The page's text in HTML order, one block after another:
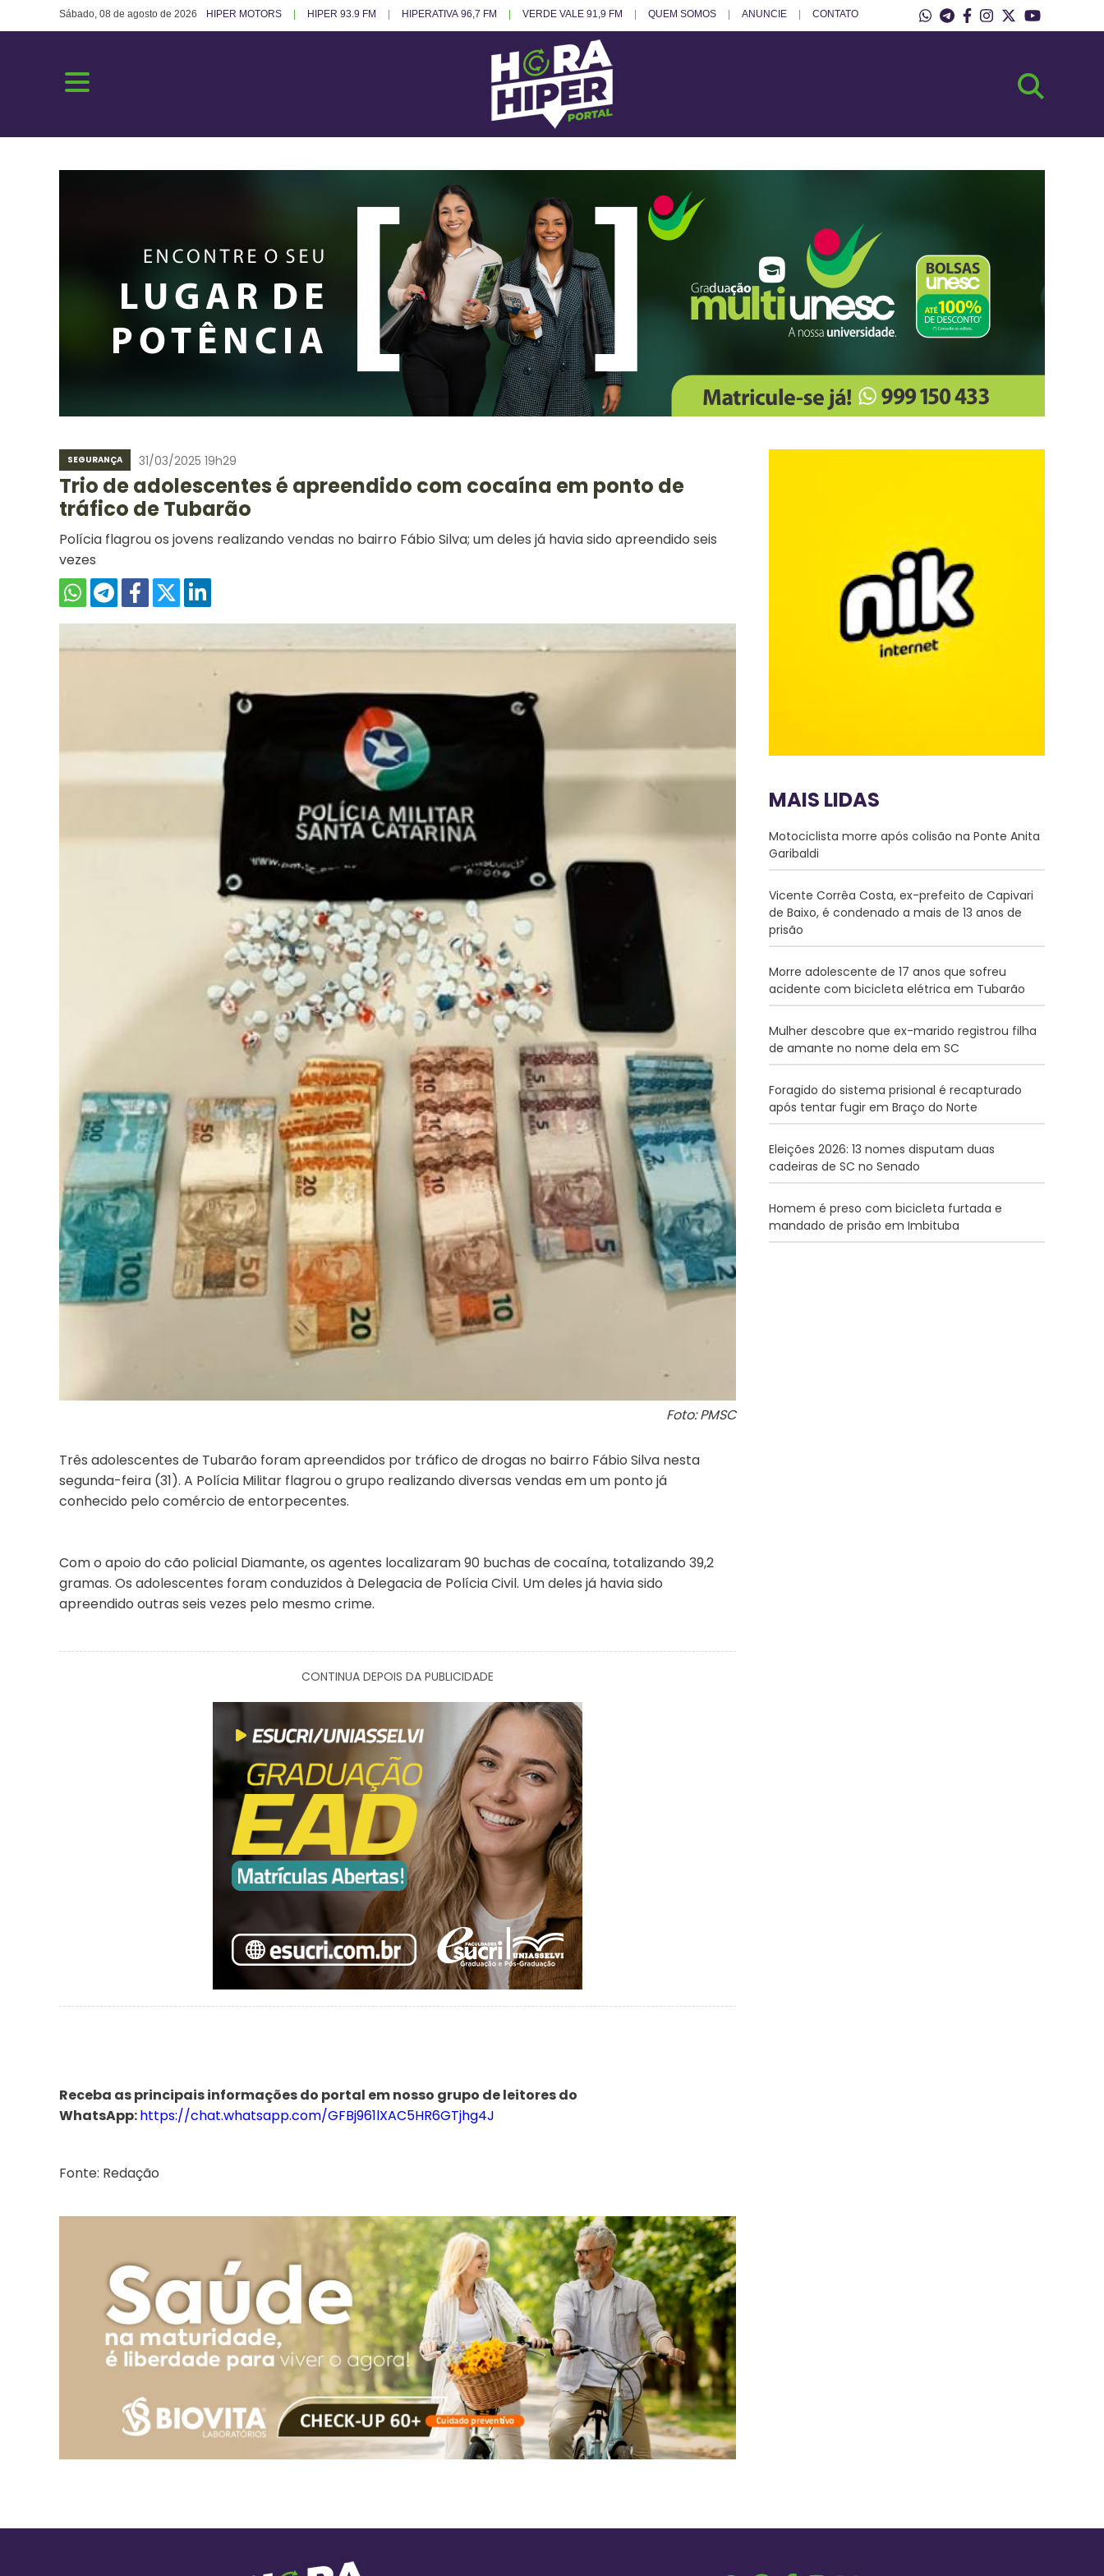
Sábado, 08 de agosto de 2026 HIPER MOTORS HIPER 93.9 FM HIPERATIVA 96,7 FM VERDE VALE 91,9 FM QUEM SOMOS ANUNCIE CONTATO
SEGURANÇA 31/03/2025 19h29
Trio de adolescentes é apreendido com cocaína em ponto de
tráfico de Tubarão
Polícia flagrou os jovens realizando vendas no bairro Fábio Silva; um deles já havia sido apreendido seis
vezes
Foto: PMSC
Três adolescentes de Tubarão foram apreendidos por tráfico de drogas no bairro Fábio Silva nesta
segunda-feira (31). A Polícia Militar flagrou o grupo realizando diversas vendas em um ponto já
conhecido pelo comércio de entorpecentes.
Com o apoio do cão policial Diamante, os agentes localizaram 90 buchas de cocaína, totalizando 39,2
gramas. Os adolescentes foram conduzidos à Delegacia de Polícia Civil. Um deles já havia sido
apreendido outras seis vezes pelo mesmo crime.
CONTINUA DEPOIS DA PUBLICIDADE
Receba as principais informações do portal em nosso grupo de leitores do
WhatsApp:https://chat.whatsapp.com/GFBj961lXAC5HR6GTjhg4J
Fonte: Redação
MAIS LIDAS
Motociclista morre após colisão na Ponte Anita
Garibaldi
Vicente Corrêa Costa, ex-prefeito de Capivari
de Baixo, é condenado a mais de 13 anos de
prisão
Morre adolescente de 17 anos que sofreu
acidente com bicicleta elétrica em Tubarão
Mulher descobre que ex-marido registrou filha
de amante no nome dela em SC
Foragido do sistema prisional é recapturado
após tentar fugir em Braço do Norte
Eleições 2026: 13 nomes disputam duas
cadeiras de SC no Senado
Homem é preso com bicicleta furtada e
mandado de prisão em Imbituba